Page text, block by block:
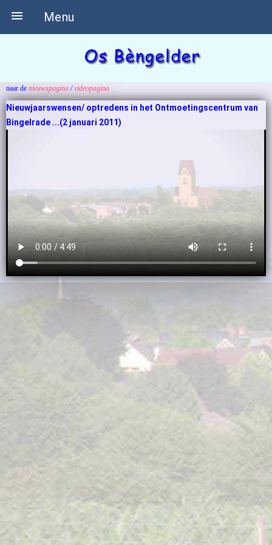
Menu

naar de nieuwspagina/videopagina
Nieuwjaarswensen/ optredens in het Ontmoetingscentrum van
Bingelrade ...(2 januari 2011)